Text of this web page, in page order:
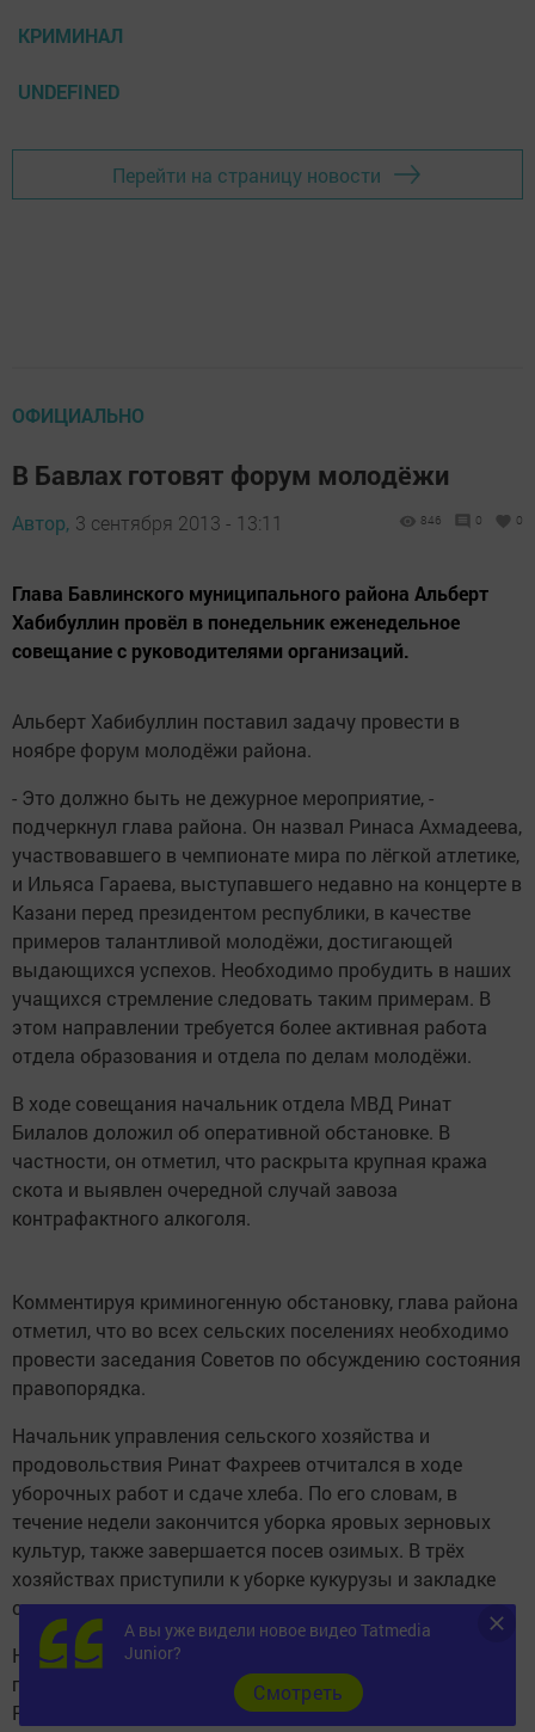
КРИМИНАЛ
UNDEFINED
Перейти на страницу новости
ОФИЦИАЛЬНО
В Бавлах готовят форум молодёжи
Автор, 3 сентября 2013 - 13:11 846 0 0
Глава Бавлинского муниципального района Альберт
Хабибуллин провёл в понедельник еженедельное
совещание с руководителями организаций.
Альберт Хабибуллин поставил задачу провести в
ноябре форум молодёжи района.
- Это должно быть не дежурное мероприятие, -
подчеркнул глава района. Он назвал Ринаса Ахмадеева,
участвовавшего в чемпионате мира по лёгкой атлетике,
и Ильяса Гараева, выступавшего недавно на концерте в
Казани перед президентом республики, в качестве
примеров талантливой молодёжи, достигающей
выдающихся успехов. Необходимо пробудить в наших
учащихся стремление следовать таким примерам. В
этом направлении требуется более активная работа
отдела образования и отдела по делам молодёжи.
В ходе совещания начальник отдела МВД Ринат
Билалов доложил об оперативной обстановке. В
частности, он отметил, что раскрыта крупная кража
скота и выявлен очередной случай завоза
контрафактного алкоголя.
Комментируя криминогенную обстановку, глава района
отметил, что во всех сельских поселениях необходимо
провести заседания Советов по обсуждению состояния
правопорядка.
Начальник управления сельского хозяйства и
продовольствия Ринат Фахреев отчитался в ходе
уборочных работ и сдаче хлеба. По его словам, в
течение недели закончится уборка яровых зерновых
культур, также завершается посев озимых. В трёх
хозяйствах приступили к уборке кукурузы и закладке
силоса.
На совещании также рассматривались вопросы
проведения экологического субботника «Зелёная
Россия» и месячника «Экстремизму - нет!», подготовки
А вы уже видели новое видео Tatmedia
Junior?
Cмотреть